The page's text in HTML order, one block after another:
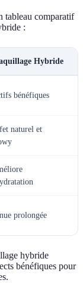
tableau comparatif
:
Hybride
bénéfiques
naturel et
prolongée
hybride
bénéfiques pour